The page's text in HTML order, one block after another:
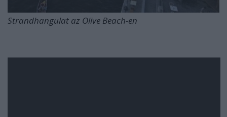
Strandhangulat az Olive Beach-en